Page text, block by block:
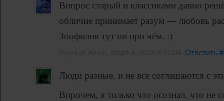
Вопрос старый и классиками давно
обличие принимает разум — любовь
Зоофилия тут ни при чём. :)
Ответить #
Люди разные, и не все соглашаются с
Впрочем, я только что осознал, что не